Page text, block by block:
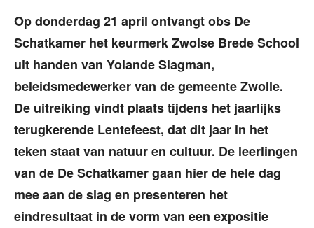
Op donderdag 21 april ontvangt obs De
Schatkamer het keurmerk Zwolse Brede School
uit handen van Yolande Slagman,
beleidsmedewerker van de gemeente Zwolle.
De uitreiking vindt plaats tijdens het jaarlijks
terugkerende Lentefeest, dat dit jaar in het
teken staat van natuur en cultuur. De leerlingen
van de De Schatkamer gaan hier de hele dag
mee aan de slag en presenteren het
eindresultaat in de vorm van een expositie